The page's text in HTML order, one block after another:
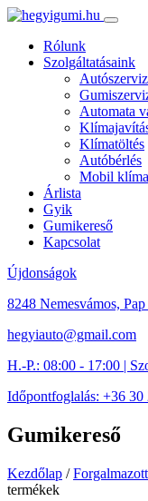
Rólunk
Szolgáltatásaink
Autószerviz
Automata
Klímatöltés
Autóbérlés
Mobil
Árlista
Gyik
Gumikereső
Kapcsolat
Újdonságok
8248 Nemesvámos,
hegyiauto@gmail.com
H.-P.: 08:00 - 17:00 |
Időpontfoglalás: +36 30
Gumikereső
Kezdőlap /
termékek